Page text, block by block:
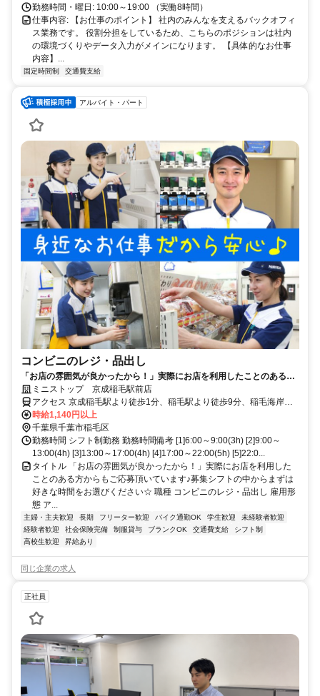
勤務時間・曜日: 10:00～19:00 （実働8時間）
仕事内容: 【お仕事のポイント】 社内のみんなを支えるバックオフィ
ス業務です。 役割分担をしているため、こちらのポジションは社内
の環境づくりやデータ入力がメインになります。 【具体的なお仕事
内容】...
固定時間制 交通費支給
アルバイト・パート
コンビニのレジ・品出し
「お店の雰囲気が良かったから！」実際にお店を利用したことのある方
からもご応募頂いています♪募集シフトの中からまずは好きな時間をお選
びください☆
ミニストップ 京成稲毛駅前店
アクセス 京成稲毛駅より徒歩1分、稲毛駅より徒歩9分、稲毛海岸駅
より徒歩19分 ★その他のアクセス可能駅/みどり台駅、新検見川駅 ★
県道134号線沿い、稲毛郵便局そば
時給1,140円以上
千葉県千葉市稲毛区
勤務時間 シフト制勤務 勤務時間備考 [1]6:00～9:00(3h) [2]9:00～
13:00(4h) [3]13:00～17:00(4h) [4]17:00～22:00(5h) [5]22:0...
タイトル 「お店の雰囲気が良かったから！」実際にお店を利用した
ことのある方からもご応募頂いています♪募集シフトの中からまずは
好きな時間をお選びください☆ 職種 コンビニのレジ・品出し 雇用形
態 ア...
主婦・主夫歓迎 長期 フリーター歓迎 バイク通勤OK 学生歓迎
未経験者歓迎
経験者歓迎
社会保険完備 制服貸与 ブランクOK 交通費支給
シフト制
高校生歓迎
昇給あり
同じ企業の求人
正社員